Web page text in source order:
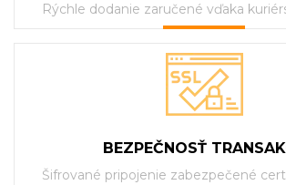
Rýchle dodanie zaručené vďaka
BEZPEČNOSŤ
Šifrované pripojenie zabezpečené